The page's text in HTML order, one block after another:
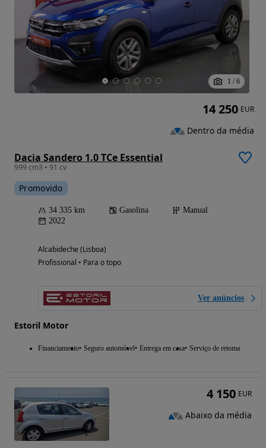
1 / 6
Dacia Sandero 1.0 TCe Essential
999 cm3 • 91 cv
Promovido
34 335 km Gasolina
Manual
2022
Alcabideche (Lisboa)
Profissional • Para o topo
Ver anúncios
Estoril Motor
Financiamento Seguro automóvel Entrega em casa Serviço de retoma
14 250 EUR
Dentro da média
4 150 EUR
Abaixo da média